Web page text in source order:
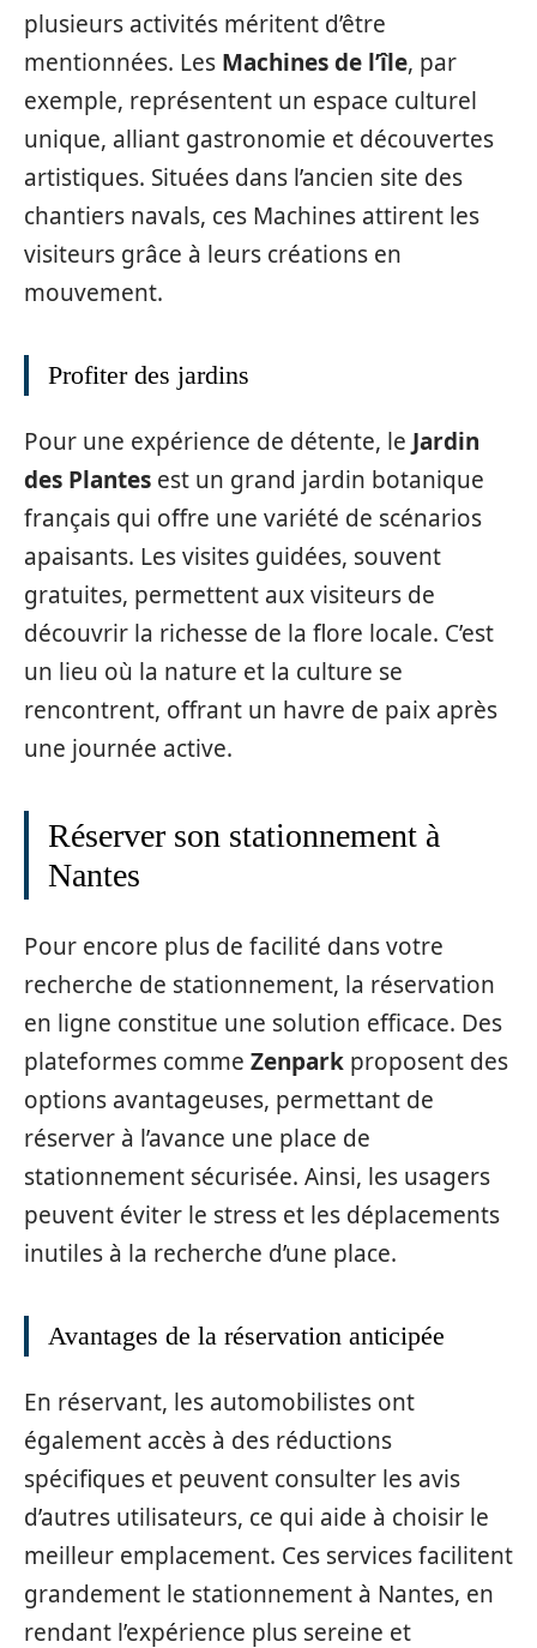
plusieurs activités méritent d’être
mentionnées. Les Machines de l’île, par
exemple, représentent un espace culturel
unique, alliant gastronomie et découvertes
artistiques. Situées dans l’ancien site des
chantiers navals, ces Machines attirent les
visiteurs grâce à leurs créations en
mouvement.
Profiter des jardins
Pour une expérience de détente, le Jardin
des Plantes est un grand jardin botanique
français qui offre une variété de scénarios
apaisants. Les visites guidées, souvent
gratuites, permettent aux visiteurs de
découvrir la richesse de la flore locale. C’est
un lieu où la nature et la culture se
rencontrent, offrant un havre de paix après
une journée active.
Réserver son stationnement à
Nantes
Pour encore plus de facilité dans votre
recherche de stationnement, la réservation
en ligne constitue une solution efficace. Des
plateformes comme Zenpark proposent des
options avantageuses, permettant de
réserver à l’avance une place de
stationnement sécurisée. Ainsi, les usagers
peuvent éviter le stress et les déplacements
inutiles à la recherche d’une place.
Avantages de la réservation anticipée
En réservant, les automobilistes ont
également accès à des réductions
spécifiques et peuvent consulter les avis
d’autres utilisateurs, ce qui aide à choisir le
meilleur emplacement. Ces services facilitent
grandement le stationnement à Nantes, en
rendant l’expérience plus sereine et